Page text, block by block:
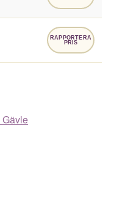
RAPPORTERA
PRIS
Gävle